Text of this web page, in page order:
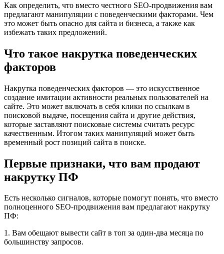
Как определить, что вместо честного SEO-продвижения вам
предлагают манипуляции с поведенческими факторами. Чем
это может быть опасно для сайта и бизнеса, а также как
избежать таких предложений.
Что такое накрутка поведенческих
факторов
Накрутка поведенческих факторов — это искусственное
создание имитации активности реальных пользователей на
сайте. Это может включать в себя клики по ссылкам в
поисковой выдаче, посещения сайта и другие действия,
которые заставляют поисковые системы считать ресурс
качественным. Итогом таких манипуляций может быть
временный рост позиций сайта в поиске.
Первые признаки, что вам продают
накрутку ПФ
Есть несколько сигналов, которые помогут понять, что вместо
полноценного SEO-продвижения вам предлагают накрутку
ПФ:
1. Вам обещают вывести сайт в топ за один-два месяца по
большинству запросов.